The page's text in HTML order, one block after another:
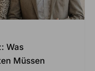
Was
Müssen